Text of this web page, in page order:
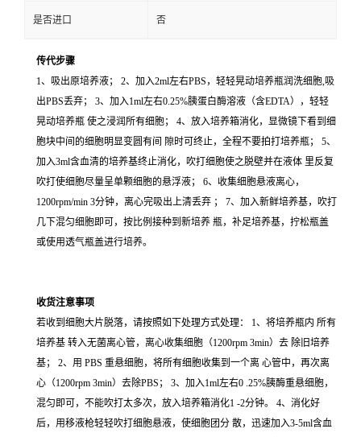
是否进口 否
传代步骤
1、吸出原培养液； 2、加入2ml左右PBS，轻轻晃动培养瓶润洗细胞,吸
出PBS丢弃； 3、加入1ml左右0.25%胰蛋白酶溶液（含EDTA），轻轻
晃动培养瓶 使之浸润所有细胞； 4、放入培养箱消化，显微镜下看到细
胞块中间的细胞明显变圆有间 隙时可终止，全程不要拍打培养瓶； 5、
加入3ml含血清的培养基终止消化，吹打细胞使之脱壁并在液体 里反复
吹打使细胞尽量呈单颗细胞的悬浮液； 6、收集细胞悬液离心，
1200rpm/min 3分钟，离心完吸出上清丢弃 ； 7、加入新鲜培养基，吹打
几下混匀细胞即可，按比例接种到新培养 瓶，补足培养基，拧松瓶盖
或使用透气瓶盖进行培养。
收货注意事项
若收到细胞大片脱落，请按照如下处理方式处理： 1、将培养瓶内 所有
培养基 转入无菌离心管，离心收集细胞（1200rpm 3min）去 除旧培养
基； 2、用 PBS 重悬细胞，将所有细胞收集到一个离 心管中，再次离
心（1200rpm 3min）去除PBS； 3、加入1ml左右0 .25%胰酶重悬细胞，
混匀即可，不能吹打太多次，放入培养箱消化1 -2分钟。 4、消化好
后，用移液枪轻轻吹打细胞悬液，使细胞团分 散，迅速加入3-5ml含血